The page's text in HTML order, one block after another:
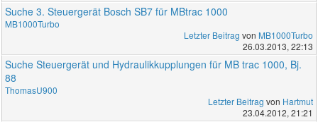
Suche 3. Steuergerät Bosch SB7 für MBtrac 1000
MB1000Turbo
Letzter Beitrag von MB1000Turbo
26.03.2013, 22:13
Suche Steuergerät und Hydraulikkupplungen für MB trac 1000, Bj.
88
ThomasU900
Letzter Beitrag von Hartmut
23.04.2012, 21:21